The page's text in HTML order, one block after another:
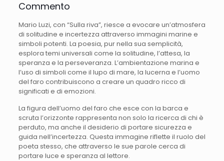
Commento
Mario Luzi, con “Sulla riva”, riesce a evocare un’atmosfera
di solitudine e incertezza attraverso immagini marine e
simboli potenti. La poesia, pur nella sua semplicità,
esplora temi universali come la solitudine, l’attesa, la
speranza e la perseveranza. L’ambientazione marina e
l’uso di simboli come il lupo di mare, la lucerna e l’uomo
del faro contribuiscono a creare un quadro ricco di
significati e di emozioni.
La figura dell’uomo del faro che esce con la barca e
scruta l’orizzonte rappresenta non solo la ricerca di chi è
perduto, ma anche il desiderio di portare sicurezza e
guida nell’incertezza. Questa immagine riflette il ruolo del
poeta stesso, che attraverso le sue parole cerca di
portare luce e speranza al lettore.